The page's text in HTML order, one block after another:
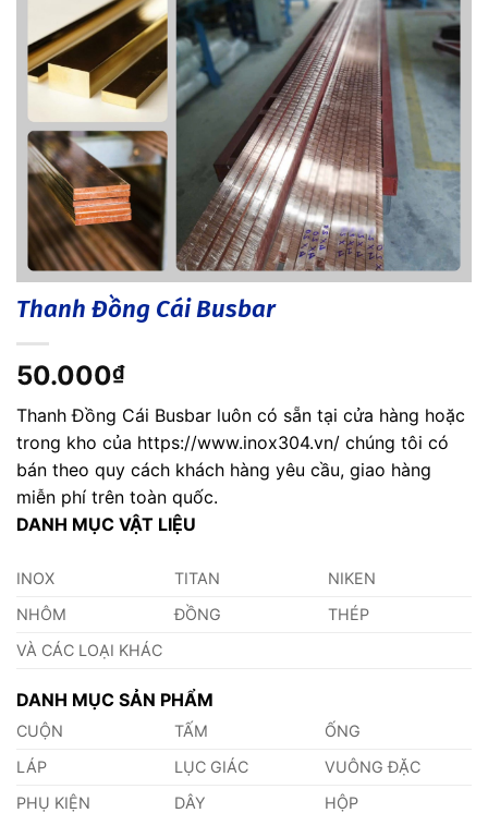
Thanh Đồng Cái Busbar
50.000₫
Thanh Đồng Cái Busbar luôn có sẵn tại cửa hàng hoặc
trong kho của https://www.inox304.vn/ chúng tôi có
bán theo quy cách khách hàng yêu cầu, giao hàng
miễn phí trên toàn quốc.
DANH MỤC VẬT LIỆU
INOX TITAN
NIKEN
NHÔM
ĐỒNG
THÉP
VÀ CÁC LOẠI KHÁC
DANH MỤC SẢN PHẨM
CUỘN TẤM
ỐNG
LÁP
LỤC GIÁC
VUÔNG ĐẶC
PHỤ KIỆN
DÂY
HỘP